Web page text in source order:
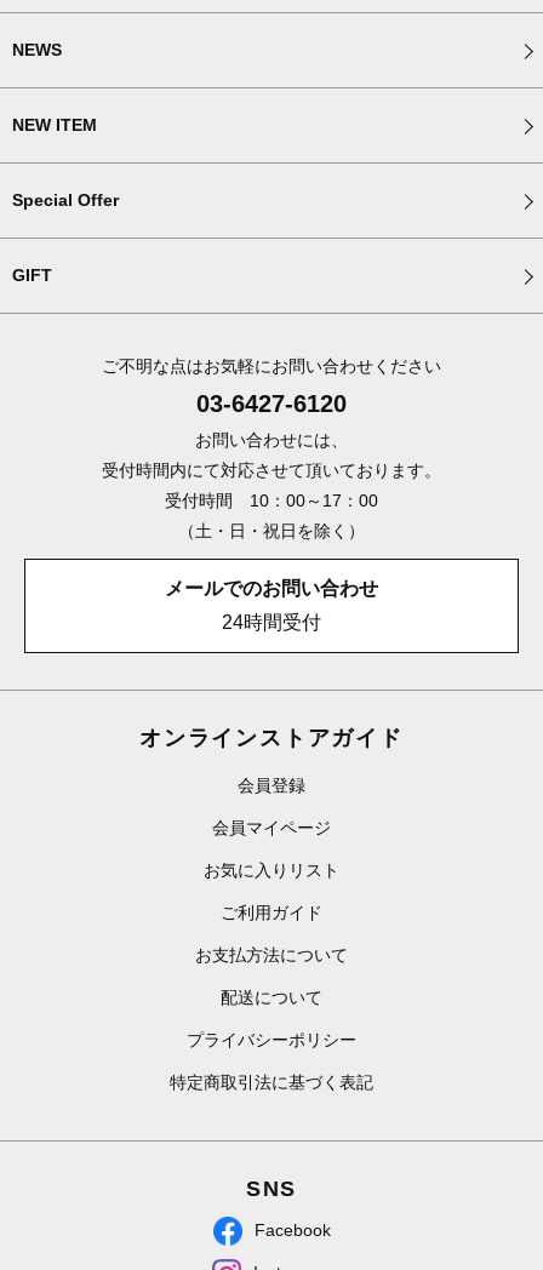
NEWS
NEW ITEM
Special Offer
GIFT
ご不明な点はお気軽にお問い合わせください
03-6427-6120
お問い合わせには、
受付時間内にて対応させて頂いております。
受付時間 10：00～17：00
（土・日・祝日を除く）
メールでのお問い合わせ
24時間受付
オンラインストアガイド
会員登録
会員マイページ
お気に入りリスト
ご利用ガイド
お支払方法について
配送について
プライバシーポリシー
特定商取引法に基づく表記
SNS
Facebook